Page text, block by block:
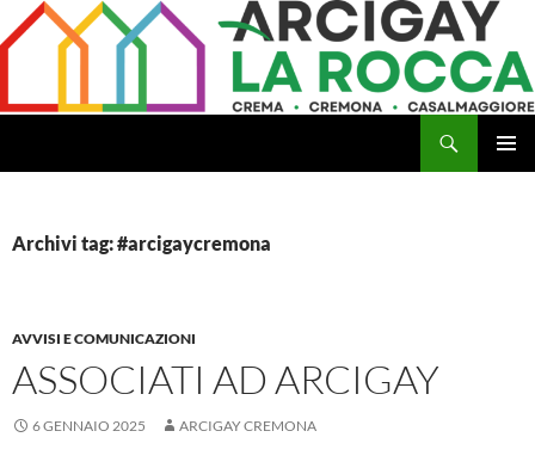
al
Archivi tag: #arcigaycremona
AVVISI E COMUNICAZIONI
ASSOCIATI AD ARCIGAY
6 GENNAIO 2025 ARCIGAY CREMONA